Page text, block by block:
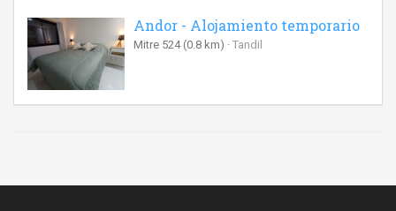
Andor - Alojamiento temporario
Mitre 524 (0.8 km) Tandil